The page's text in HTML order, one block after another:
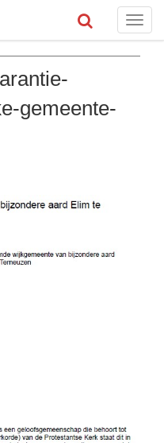
Toggle
gemeente-